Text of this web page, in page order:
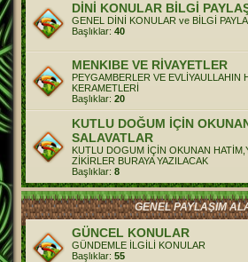
DİNİ KONULAR BİLGİ
GENEL DİNİ KONULAR ve BİLGİ
Başlıklar: 40
MENKIBE VE RİVAYETLER
PEYGAMBERLER VE EVLİYAULLAHIN
KERAMETLERİ
Başlıklar: 20
KUTLU DOĞUM İÇİN
SALAVATLAR
KUTLU DOGUM İÇİN OKUNAN
ZİKİRLER BURAYA YAZILACAK
Başlıklar: 8
GENEL PAYLAŞIM
GÜNCEL KONULAR
GÜNDEMLE İLGİLİ KONULAR
Başlıklar: 55